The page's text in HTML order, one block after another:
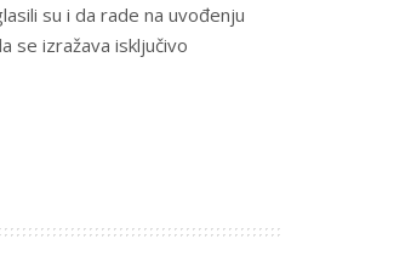
su i da rade na uvođenju
se izražava isključivo